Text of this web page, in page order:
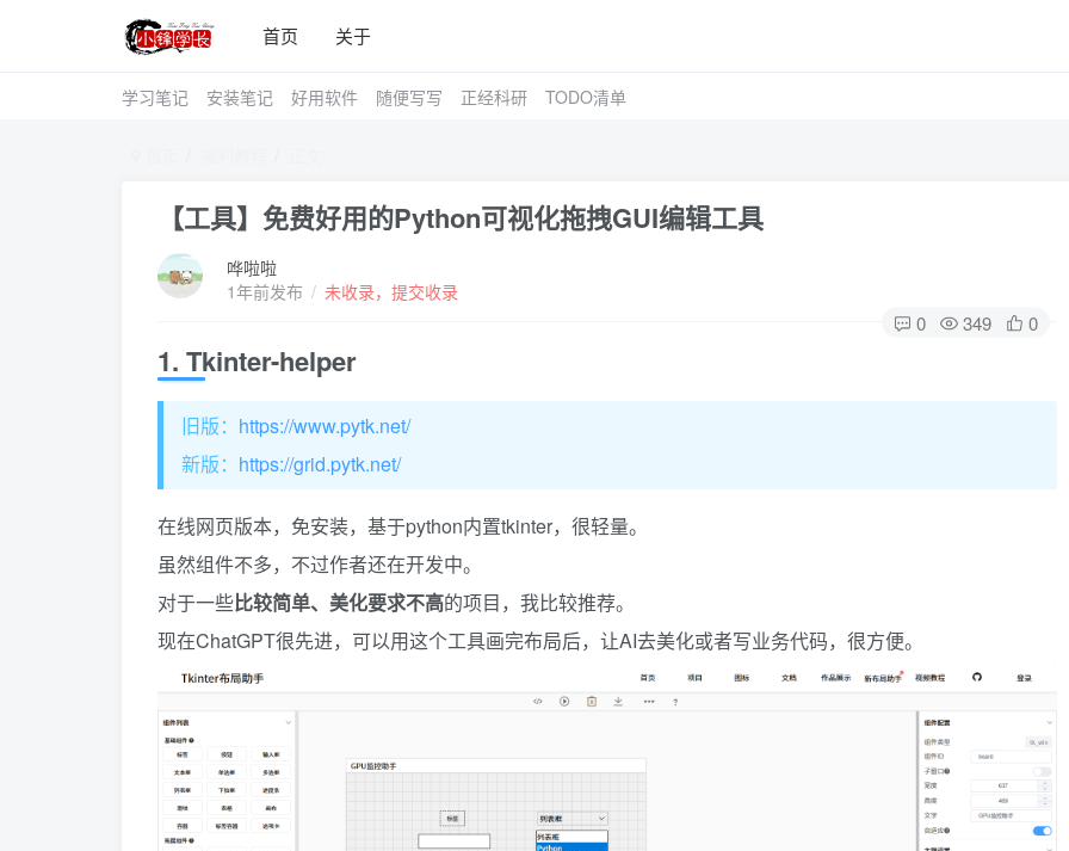
首页 关于
学习笔记 安装笔记 好用软件 随便写写 正经科研 TODO清单
【工具】免费好用的Python可视化拖拽GUI编辑工具
哗啦啦
1年前发布 / 未收录，提交收录
0 349 0
1. Tkinter-helper
旧版： https://www.pytk.net/
新版： https://grid.pytk.net/
在线网页版本，免安装，基于python内置tkinter，很轻量。
虽然组件不多，不过作者还在开发中。
对于一些比较简单、美化要求不高的项目，我比较推荐。
现在ChatGPT很先进，可以用这个工具画完布局后，让AI去美化或者写业务代码，很方便。